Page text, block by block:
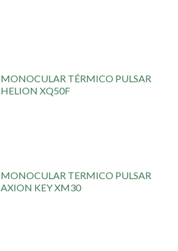
MONOCULAR TÉRMICO PULSAR
HELION XQ50F
MONOCULAR TERMICO PULSAR
AXION KEY XM30